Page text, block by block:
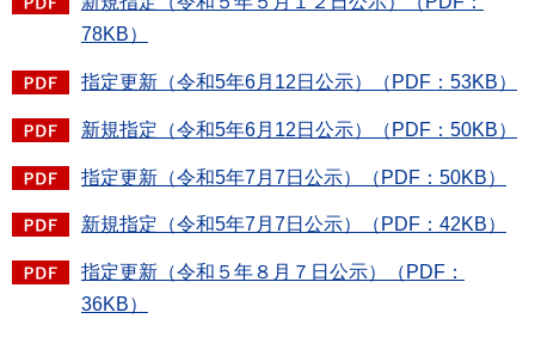
78KB）
指定更新（令和5年6月12日公示）（PDF：53KB）
新規指定（令和5年6月12日公示）（PDF：50KB）
指定更新（令和5年7月7日公示）（PDF：50KB）
新規指定（令和5年7月7日公示）（PDF：42KB）
指定更新（令和５年８月７日公示）（PDF：
36KB）